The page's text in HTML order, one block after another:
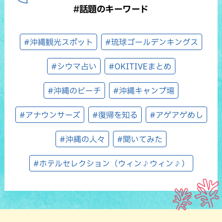
#話題のキーワード
#沖縄観光スポット #琉球ゴールデンキングス
#シウマ占い #OKITIVEまとめ
#沖縄のビーチ #沖縄キャンプ場
#アナウンサーズ #復帰を知る #アゲアゲめし
#沖縄の人々 #聞いてみた
#ホテルセレクション（ウィン♪ウィン♪）